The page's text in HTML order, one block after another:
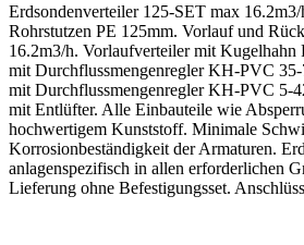
Erdsondenverteiler 125-SET max
Rohrstutzen PE 125mm. Vorlauf und
16.2m3/h. Vorlaufverteiler mit
mit Durchflussmengenregler KH-PVC
mit Durchflussmengenregler KH-PVC 5-
mit Entlüfter. Alle Einbauteile wie
hochwertigem Kunststoff. Minimale
Korrosionbeständigkeit der Armaturen.
anlagenspezifisch in allen erforderlichen
Lieferung ohne Befestigungsset.